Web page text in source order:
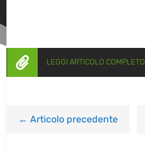
 LEGGI ARTICOLO COMPLETO
←Articolo precedente